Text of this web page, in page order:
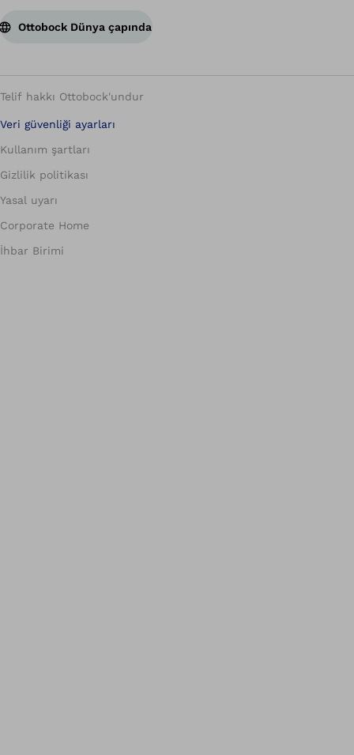
Ottobock Dünya çapında
Telif hakkı Ottobock'undur
Veri güvenliği ayarları
Kullanım şartları
Gizlilik politikası
Yasal uyarı
Corporate Home
İhbar Birimi